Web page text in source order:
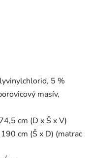
5 %
masív,
cm (D x Š x V)
cm (Š x D) (matrac